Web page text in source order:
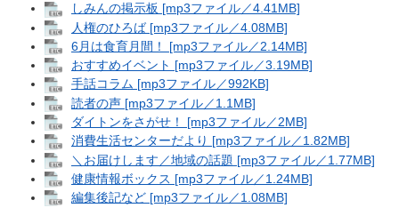
しみんの掲示板 [mp3ファイル／4.41MB]
人権のひろば [mp3ファイル／4.08MB]
6月は食育月間！ [mp3ファイル／2.14MB]
おすすめイベント [mp3ファイル／3.19MB]
手話コラム [mp3ファイル／992KB]
読者の声 [mp3ファイル／1.1MB]
ダイトンをさがせ！ [mp3ファイル／2MB]
消費生活センターだより [mp3ファイル／1.82MB]
＼お届けします／地域の話題 [mp3ファイル／1.77MB]
健康情報ボックス [mp3ファイル／1.24MB]
編集後記など [mp3ファイル／1.08MB]